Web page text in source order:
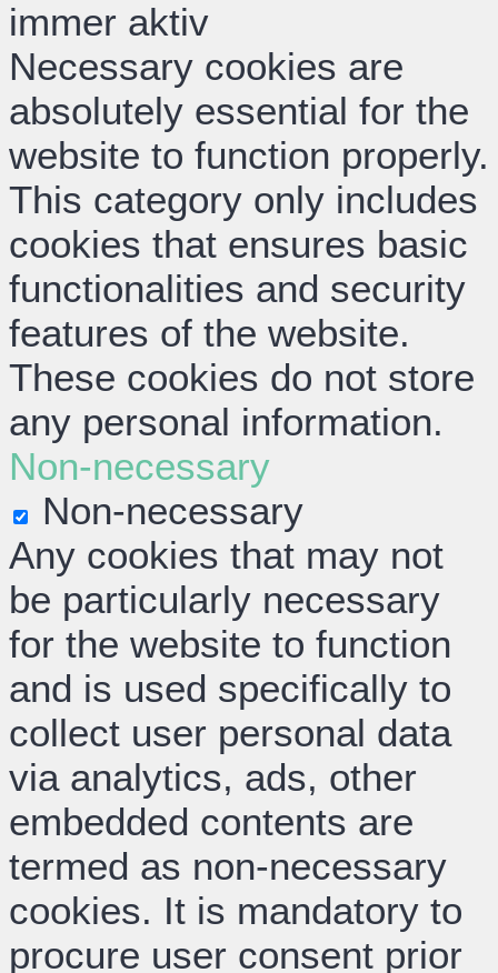
immer aktiv
Necessary cookies are
absolutely essential for the
website to function properly.
This category only includes
cookies that ensures basic
functionalities and security
features of the website.
These cookies do not store
any personal information.
Non-necessary
Non-necessary
Any cookies that may not
be particularly necessary
for the website to function
and is used specifically to
collect user personal data
via analytics, ads, other
embedded contents are
termed as non-necessary
cookies. It is mandatory to
procure user consent prior